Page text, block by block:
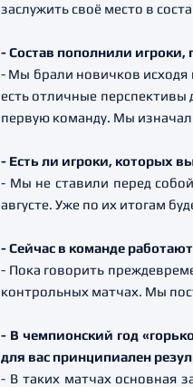
заслужить своё место в
- Состав пополнили игроки,
- Мы брали новичков исходя
есть отличные перспективы
первую команду. Мы
- Есть ли игроки, которых
- Мы не ставили перед
августе. Уже по их итогам
- Сейчас в команде
- Пока говорить
контрольных матчах. Мы
- В чемпионский год
для вас принципиален
- В таких матчах основная